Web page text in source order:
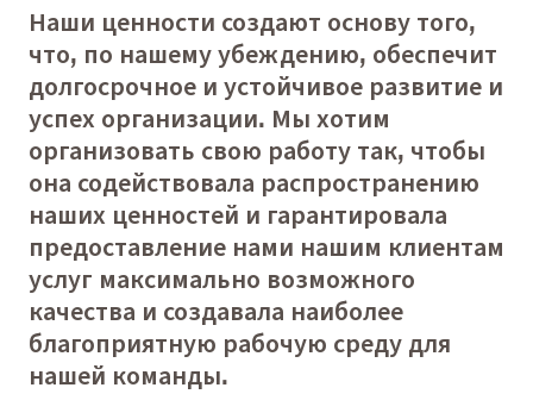
Наши ценности создают основу того,
что, по нашему убеждению, обеспечит
долгосрочное и устойчивое развитие и
успех организации. Мы хотим
организовать свою работу так, чтобы
она содействовала распространению
наших ценностей и гарантировала
предоставление нами нашим клиентам
услуг максимально возможного
качества и создавала наиболее
благоприятную рабочую среду для
нашей команды.